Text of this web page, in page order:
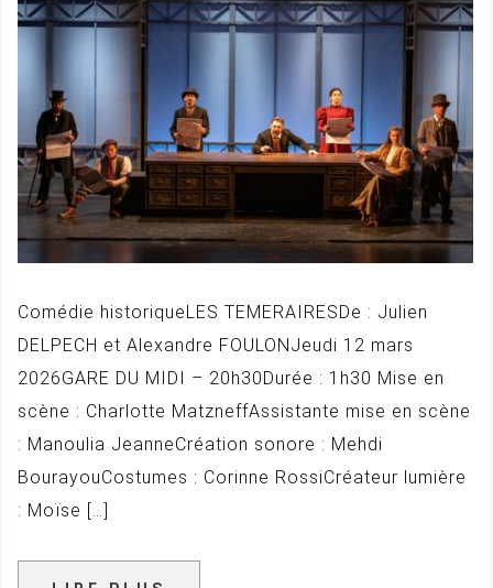
Comédie historiqueLES TEMERAIRESDe : Julien
DELPECH et Alexandre FOULONJeudi 12 mars
2026GARE DU MIDI – 20h30Durée : 1h30 Mise en
scène : Charlotte MatzneffAssistante mise en scène
: Manoulia JeanneCréation sonore : Mehdi
BourayouCostumes : Corinne RossiCréateur lumière
: Moïse […]